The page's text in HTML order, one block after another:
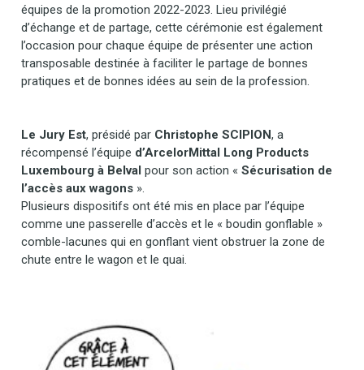
équipes de la promotion 2022-2023. Lieu privilégié
d’échange et de partage, cette cérémonie est également
l’occasion pour chaque équipe de présenter une action
transposable destinée à faciliter le partage de bonnes
pratiques et de bonnes idées au sein de la profession.
Le Jury Est, présidé par Christophe SCIPION, a
récompensé l’équipe d’ArcelorMittal Long Products
Luxembourg à Belval pour son action « Sécurisation de
l’accès aux wagons ».
Plusieurs dispositifs ont été mis en place par l’équipe
comme une passerelle d’accès et le « boudin gonflable »
comble-lacunes qui en gonflant vient obstruer la zone de
chute entre le wagon et le quai.